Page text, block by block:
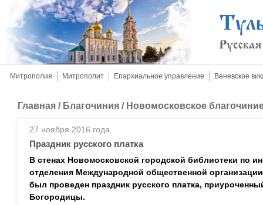
Митрополия Митрополит Епархиальное управление Веневское
Главная / Благочиния / Новомосковское
27 ноября 2016 года.
Праздник русского платка
В стенах Новомосковской городской библиотеки по
отделения Международной общественной
был проведен праздник русского платка,
Богородицы.